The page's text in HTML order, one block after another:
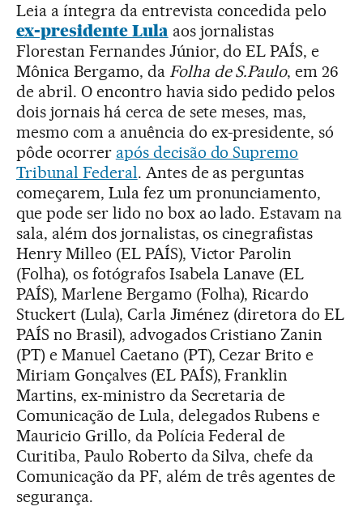
Leia a íntegra da entrevista concedida pelo
ex-presidente Lula aos jornalistas
Florestan Fernandes Júnior, do EL PAÍS, e
Mônica Bergamo, da Folha de S.Paulo, em 26
de abril. O encontro havia sido pedido pelos
dois jornais há cerca de sete meses, mas,
mesmo com a anuência do ex-presidente, só
pôde ocorrer após decisão do Supremo
Tribunal Federal. Antes de as perguntas
começarem, Lula fez um pronunciamento,
que pode ser lido no box ao lado. Estavam na
sala, além dos jornalistas, os cinegrafistas
Henry Milleo (EL PAÍS), Victor Parolin
(Folha), os fotógrafos Isabela Lanave (EL
PAÍS), Marlene Bergamo (Folha), Ricardo
Stuckert (Lula), Carla Jiménez (diretora do EL
PAÍS no Brasil), advogados Cristiano Zanin
(PT) e Manuel Caetano (PT), Cezar Brito e
Miriam Gonçalves (EL PAÍS), Franklin
Martins, ex-ministro da Secretaria de
Comunicação de Lula, delegados Rubens e
Mauricio Grillo, da Polícia Federal de
Curitiba, Paulo Roberto da Silva, chefe da
Comunicação da PF, além de três agentes de
segurança.